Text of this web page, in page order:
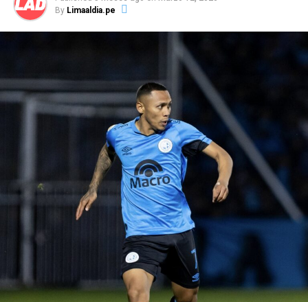
La información señala que Autuori se mantiene al
mando del primer equipo celeste, con miras al partido
de este domingo ante Sport Boys de local, por la sétima
fecha del Torneo Apertura de la Liga 1. Eso sí, expresó
su molestia a la interna ante el rendimiento que
tuvieron los jugadores a lo largo del partido ante los
venezolanos.
Paulo Autuori, expresó su malestar en la conferencia de
prensa tras la clasificación a la fase de grupos por el mal
desempeño del equipo, señalando incluso, que no
merecieron haber superado de fase.
“Se pasa para otra
fase, excelente, para el club es bueno pero lo que
nosotros jugamos hoy día no era para pasar
Esto es
muy corto para nosotros,el equipo no puede tener un
partido como local, tener una ventaja y hacer el primer
tiempo qu
hizo”,enfatizó el técnico.
By Limaaldia.pe